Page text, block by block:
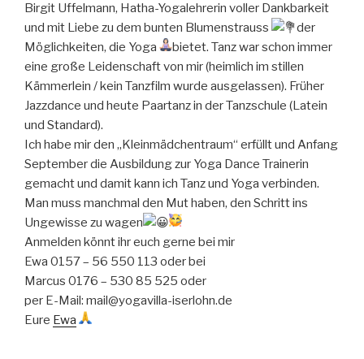
Birgit Uffelmann, Hatha-Yogalehrerin voller Dankbarkeit
und mit Liebe zu dem bunten Blumenstrauss
der
Möglichkeiten, die Yoga
bietet. Tanz war schon immer
eine große Leidenschaft von mir (heimlich im stillen
Kämmerlein / kein Tanzfilm wurde ausgelassen). Früher
Jazzdance und heute Paartanz in der Tanzschule (Latein
und Standard).
Ich habe mir den „Kleinmädchentraum“ erfüllt und Anfang
September die Ausbildung zur Yoga Dance Trainerin
gemacht und damit kann ich Tanz und Yoga verbinden.
Man muss manchmal den Mut haben, den Schritt ins
Ungewisse zu wagen
Anmelden könnt ihr euch gerne bei mir
Ewa 0157 – 56 550 113 oder bei
Marcus 0176 – 530 85 525 oder
per E-Mail: mail@yogavilla-iserlohn.de
Eure Ewa